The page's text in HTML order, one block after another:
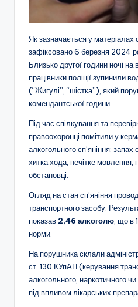
Як зазначається у
зафіксовано 6 березня 2024
Близько другої години ночі на
працівники поліції зупинили
(“Жигулі”, “шістка”), який
комендантської години.
Під час спілкування та
правоохоронці помітили у
алкогольного сп’яніння: запах
хитка хода, нечітке мовлення,
обстановці.
Огляд на стан сп’яніння
транспортного засобу.
показав 2,46 алкоголю, що в
норми.
На порушника склали
ст. 130 КУпАП (керування
алкогольного, наркотичного
під впливом лікарських